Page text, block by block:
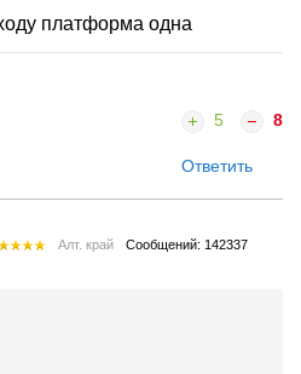
платформа одна
5 8
Ответить
Алт. край Сообщений: 142337